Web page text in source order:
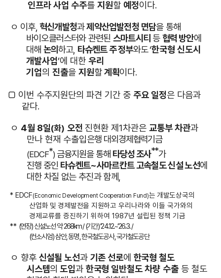
인프라 사업 수주를 지원할 예정이다.
ㅇ 이후,혁신개발청과제약산업발전청 면담을 통해
바이오클러스터와 관련된 스마트시티 등협력 방안에
대해 논의하고, 타슈켄트 주 정부와도‘한국형 신도시
개발사업’에 대한우리
기업의진출을지원할계획이다.
□ 이번 수주지원단의 파견 기간 중 주요 일정은 다음과
같다.
ㅇ 4월 8일(화) 오전 진현환 제 1차관은 교통부 차관과
만나 현재 수출입은행 대외경제협력기금
(EDCF*)금융지원을 통해 타당성 조사**가
진행중인 타슈켄트~사마르칸트 고속철도 신설 노선에
대한 차질 없는 추진과 함께,
* EDCF(Economic Development Cooperation Fund)는 개발도상국의
산업화 및 경제발전을 지원하고 우리나라와 이들 국가와의
경제교류를 증진하기 위하여1987년 설립된 정책 기금
** (연장) 신설노선 약 268km / (기간) ’24.12.~’26.3. /
(컨소시엄) 삼안, 동명, 한국철도공사, 국가철도공단
ㅇ 향후 신설될 노선과 기존 선로에 한국형 철도
시스템의 도입과 한국형 일반철도 차량 수출 등 철도